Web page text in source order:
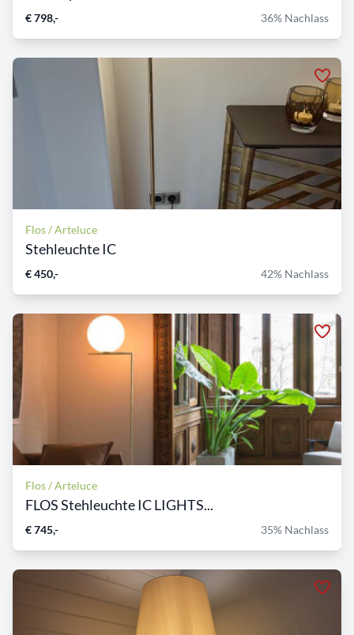
€ 798,- 36% Nachlass
Flos / Arteluce
Stehleuchte IC
€ 450,- 42% Nachlass
Flos / Arteluce
FLOS Stehleuchte IC LIGHTS...
€ 745,- 35% Nachlass